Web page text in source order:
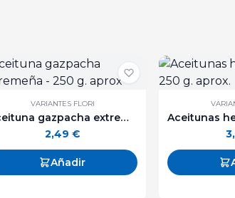
VARIANTES FLORI
Aceituna gazpacha extremeña - 250 g. aprox
2,49 €
Añadir